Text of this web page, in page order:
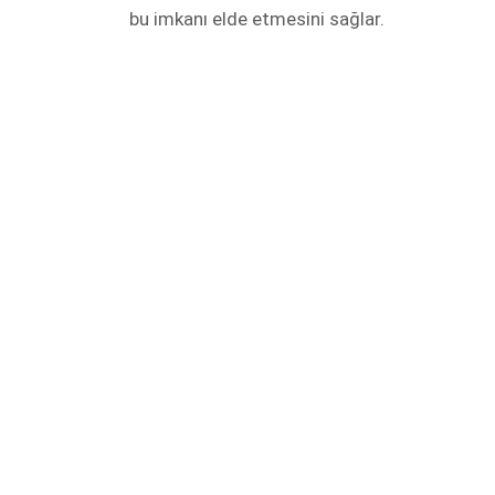
bu imkanı elde etmesini sağlar.